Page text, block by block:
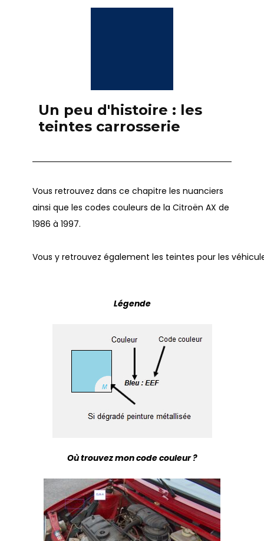
Un peu d'histoire : les
teintes carrosserie
Vous retrouvez dans ce chapitre les nuanciers
ainsi que les codes couleurs de la Citroën AX de
1986 à 1997.
Vous y retrouvez également les teintes pour les
Légende
Où trouvez mon code couleur ?